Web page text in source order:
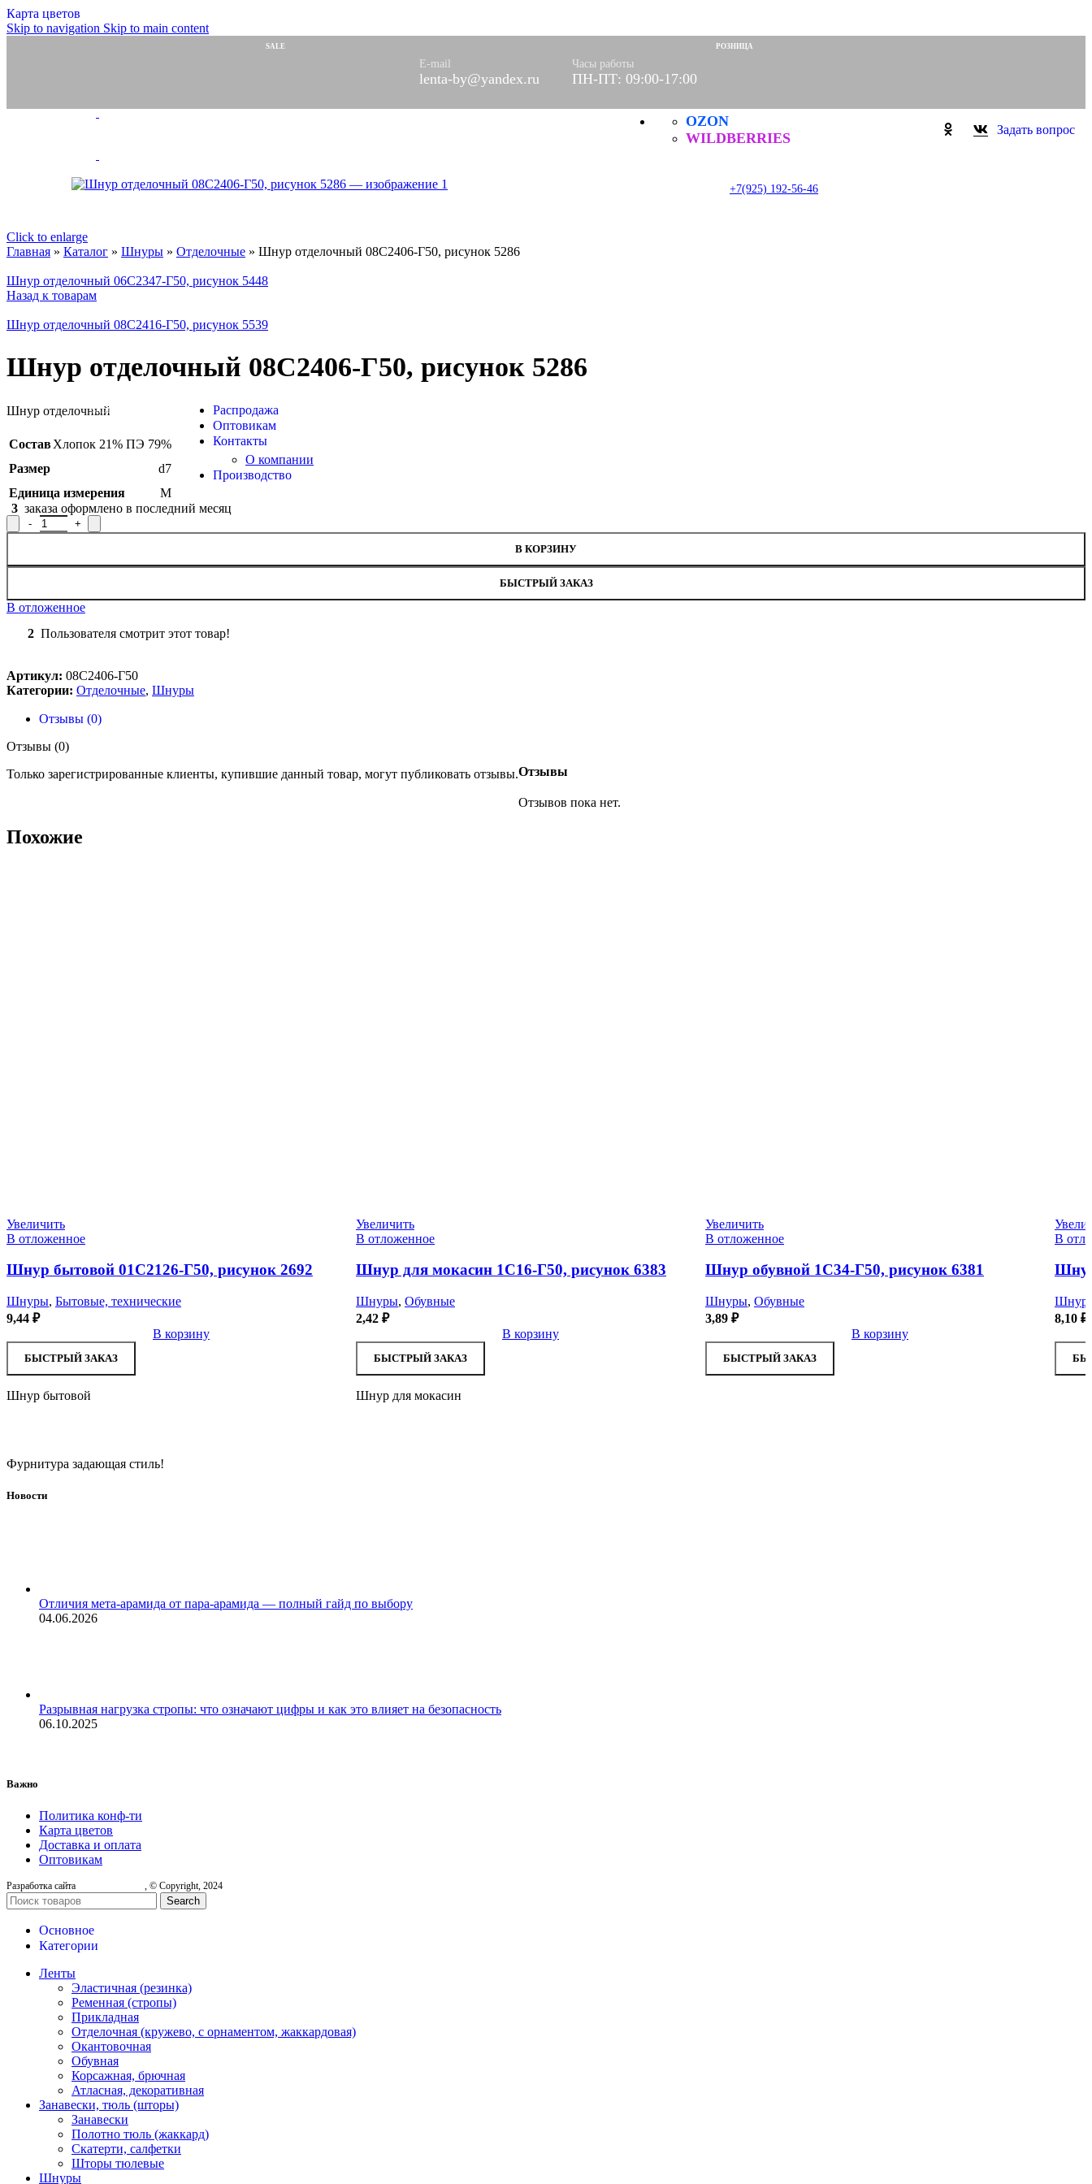
Карта цветов
Skip to navigation Skip to main content
E-mail
lenta-by@yandex.ru
Часы работы
ПН-ПТ: 09:00-17:00
+7(925) 192-56-46
Занавески
Шнуры
Эластичные
Велкро/липучка
Ленты для погон
Медицинские товары
Ножницы и нитки
Инновации
Продукция из арамидных нитей
Распродажа
SALE
Оптовикам
Контакты
О компании
Производство
OZON
РОЗНИЦА
WILDBERRIES
Задать вопрос
Click to enlarge
Главная » Каталог » Шнуры » Отделочные » Шнур отделочный 08С2406-Г50, рисунок 5286
Шнур отделочный 06С2347-Г50, рисунок 5448
Назад к товарам
Шнур отделочный 08С2416-Г50, рисунок 5539
Шнур отделочный 08С2406-Г50, рисунок 5286
Шнур отделочный
СоставХлопок 21% ПЭ 79%
Размер
d7
Единица измерения
М
3 заказа оформлено в последний месяц
Количество товара Шнур отделочный 08С2406-Г50, рисунок 5286
В КОРЗИНУ
БЫСТРЫЙ ЗАКАЗ
В отложенное
2 Пользователя смотрит этот товар!
Артикул: 08С2406-Г50
Категории: Отделочные, Шнуры
Отзывы (0)
Отзывы (0)
Отзывы
Отзывов пока нет.
Только зарегистрированные клиенты, купившие данный товар, могут публиковать отзывы.
Похожие
Увеличить
В отложенное
Шнур бытовой 01С2126-Г50, рисунок 2692
Шнуры, Бытовые, технические
9,44 ₽
В корзину
БЫСТРЫЙ ЗАКАЗ
Шнур бытовой
Увеличить
В отложенное
Шнур для мокасин 1С16-Г50, рисунок 6383
Шнуры, Обувные
2,42 ₽
В корзину
БЫСТРЫЙ ЗАКАЗ
Шнур для мокасин
Увеличить
В отложенное
Шнур обувной 1С34-Г50, рисунок 6381
Шнуры, Обувные
3,89 ₽
В корзину
БЫСТРЫЙ ЗАКАЗ
В
8,10 ₽
Фурнитура задающая стиль!
Новости
Отличия мета-арамида от пара-арамида — полный гайд по выбору
04.06.2026
Разрывная нагрузка стропы: что означают цифры и как это влияет на безопасность
06.10.2025
Важно
Политика конф-ти
Карта цветов
Доставка и оплата
Оптовикам
Разработка сайта , © Copyright, 2024
Search
Основное
Категории
Ленты
Эластичная (резинка)
Ременная (стропы)
Прикладная
Отделочная (кружево, с орнаментом, жаккардовая)
Окантовочная
Обувная
Корсажная, брючная
Атласная, декоративная
Занавески, тюль (шторы)
Занавески
Полотно тюль (жаккард)
Скатерти, салфетки
Шторы тюлевые
Шнуры
SALE